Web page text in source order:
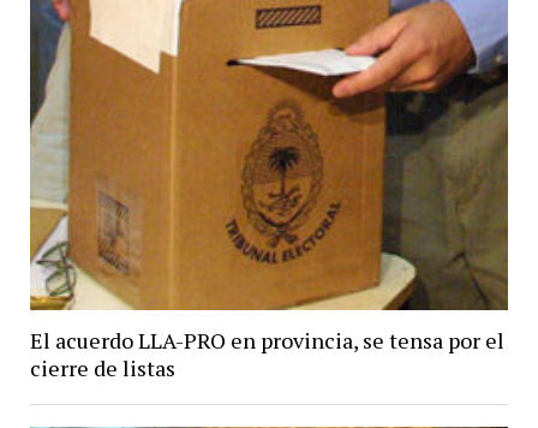
El acuerdo LLA-PRO en provincia, se tensa por el
cierre de listas